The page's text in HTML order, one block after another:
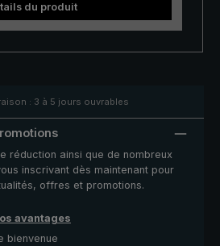
du produit
: 3 à 5 jours ouvrables
réduction ainsi que de nombreux
inscrivant dès maintenant pour
offres et promotions.
avantages
bienvenue